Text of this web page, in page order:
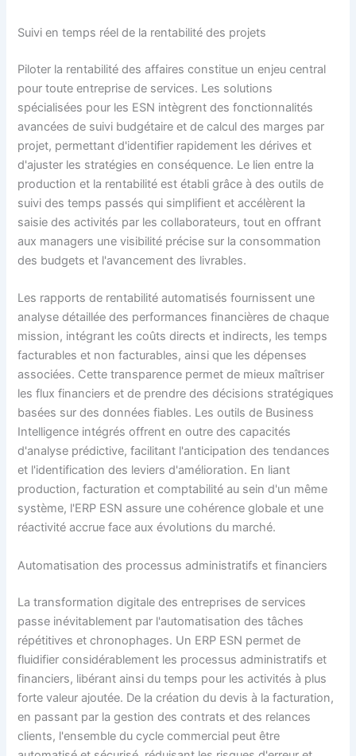
Suivi en temps réel de la rentabilité des projets
Piloter la rentabilité des affaires constitue un enjeu central
pour toute entreprise de services. Les solutions
spécialisées pour les ESN intègrent des fonctionnalités
avancées de suivi budgétaire et de calcul des marges par
projet, permettant d'identifier rapidement les dérives et
d'ajuster les stratégies en conséquence. Le lien entre la
production et la rentabilité est établi grâce à des outils de
suivi des temps passés qui simplifient et accélèrent la
saisie des activités par les collaborateurs, tout en offrant
aux managers une visibilité précise sur la consommation
des budgets et l'avancement des livrables.
Les rapports de rentabilité automatisés fournissent une
analyse détaillée des performances financières de chaque
mission, intégrant les coûts directs et indirects, les temps
facturables et non facturables, ainsi que les dépenses
associées. Cette transparence permet de mieux maîtriser
les flux financiers et de prendre des décisions stratégiques
basées sur des données fiables. Les outils de Business
Intelligence intégrés offrent en outre des capacités
d'analyse prédictive, facilitant l'anticipation des tendances
et l'identification des leviers d'amélioration. En liant
production, facturation et comptabilité au sein d'un même
système, l'ERP ESN assure une cohérence globale et une
réactivité accrue face aux évolutions du marché.
Automatisation des processus administratifs et financiers
La transformation digitale des entreprises de services
passe inévitablement par l'automatisation des tâches
répétitives et chronophages. Un ERP ESN permet de
fluidifier considérablement les processus administratifs et
financiers, libérant ainsi du temps pour les activités à plus
forte valeur ajoutée. De la création du devis à la facturation,
en passant par la gestion des contrats et des relances
clients, l'ensemble du cycle commercial peut être